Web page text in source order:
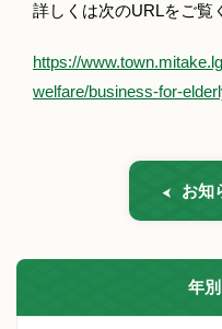
詳しくは次のURLをご覧
https://
welfare/business-for-
お知
年